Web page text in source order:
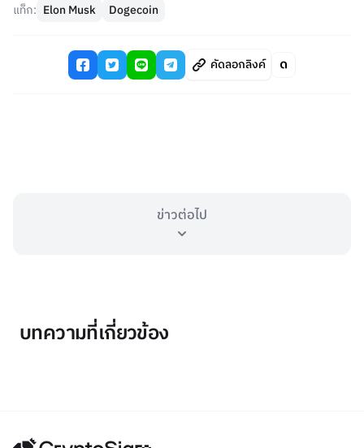
แท็ก: Elon Musk Dogecoin
คัดลอกลิงค์
ข่าวต่อไป
บทความที่เกี่ยวข้อง